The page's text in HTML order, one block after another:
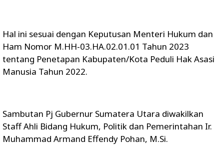
Hal ini sesuai dengan Keputusan Menteri Hukum dan
Ham Nomor M.HH-03.HA.02.01.01 Tahun 2023
tentang Penetapan Kabupaten/Kota Peduli Hak Asasi
Manusia Tahun 2022.
Sambutan Pj Gubernur Sumatera Utara diwakilkan
Staff Ahli Bidang Hukum, Politik dan Pemerintahan Ir.
Muhammad Armand Effendy Pohan, M.Si.